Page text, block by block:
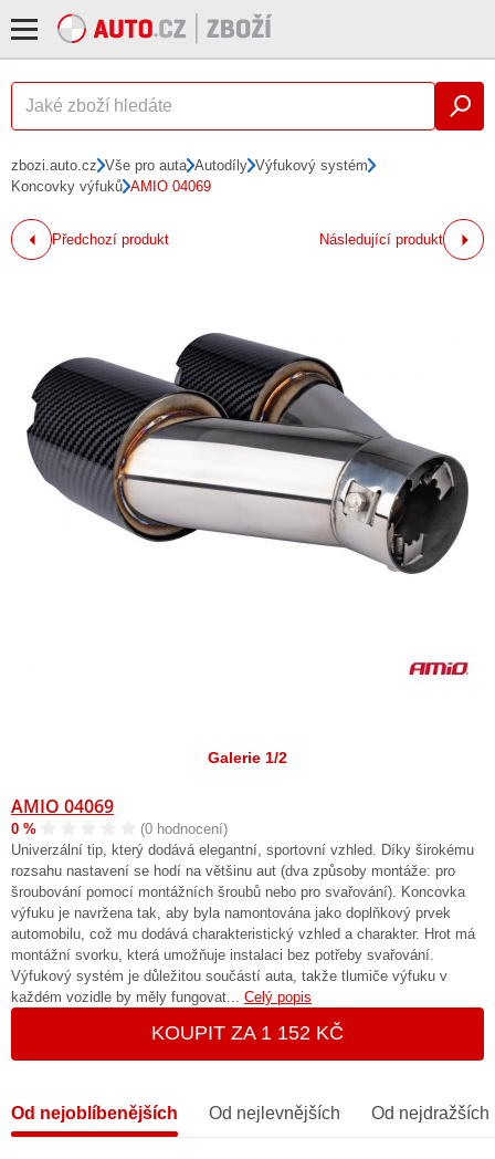
zbozi.auto.cz Vše pro auta Autodíly Výfukový systém
Koncovky výfuků AMIO 04069
Předchozí produkt Následující produkt
Galerie 1/2
AMIO 04069
0 %
(0 hodnocení)
Univerzální tip, který dodává elegantní, sportovní vzhled. Díky širokému
rozsahu nastavení se hodí na většinu aut (dva způsoby montáže: pro
šroubování pomocí montážních šroubů nebo pro svařování). Koncovka
výfuku je navržena tak, aby byla namontována jako doplňkový prvek
automobilu, což mu dodává charakteristický vzhled a charakter. Hrot má
montážní svorku, která umožňuje instalaci bez potřeby svařování.
Výfukový systém je důležitou součástí auta, takže tlumiče výfuku v
každém vozidle by měly fungovat... Celý popis
KOUPIT ZA 1 152 KČ
Od nejoblíbenějších Od nejlevnějších Od nejdražších